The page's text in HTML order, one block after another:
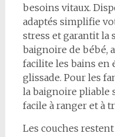
besoins vitaux.
adaptés simplifie
stress et garantit la
baignoire de bébé,
facilite les bains en
glissade. Pour les
la baignoire pliable
facile à ranger et à
Les couches